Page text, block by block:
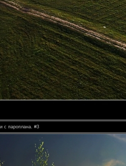
с пароплана. #3